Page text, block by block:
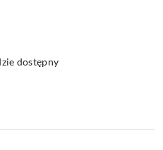
dostępny